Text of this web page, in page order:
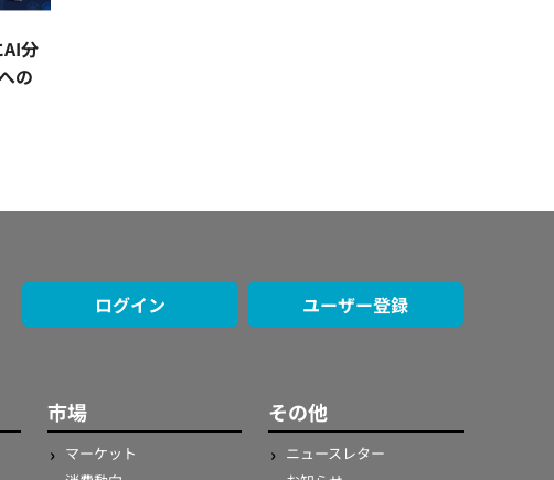
分
の
ログイン ユーザー登録
市場
マーケット
その他
ニュースレター